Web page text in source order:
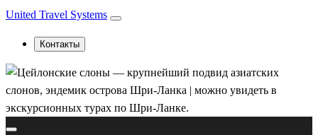
United Travel Systems
Контакты